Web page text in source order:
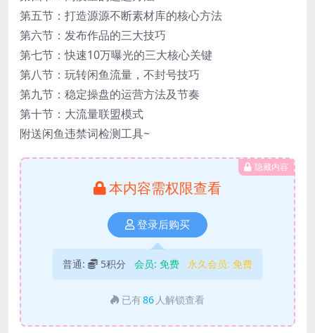
第五节：打造源源不断素材库的核心方法
第六节：发布作品的三大技巧
第七节：快速10万曝光的三大核心关键
第八节：玩转闲鱼流量，不封号技巧
第九节：稳定操盘的运营方法及节奏
第十节：大流量联盟模式
附送闲鱼违禁词检测工具~
隐藏内容
本内容需权限查看
登录后购买
普通: 5积分 会员: 免费 永久会员: 免费
已有86 人解锁查看